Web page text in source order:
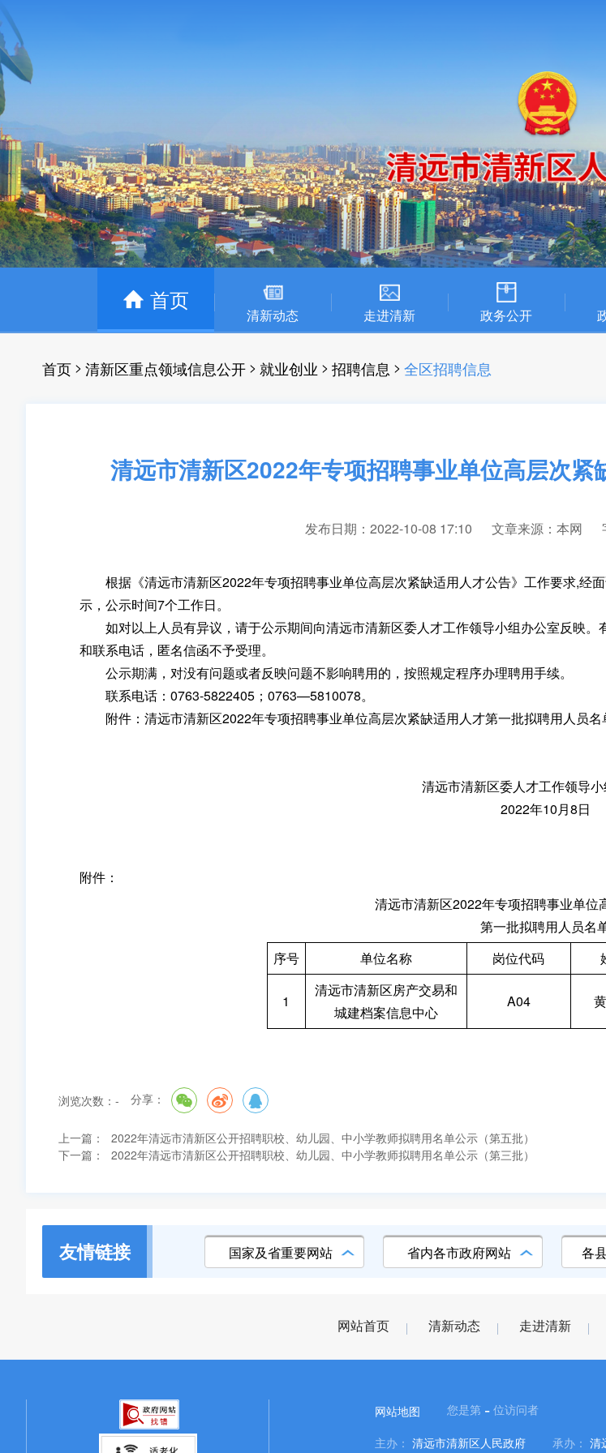
首页
清新动态 走进清新 政务公开
首页 > 清新区重点领域信息公开 > 就业创业 > 招聘信息 > 全区招聘信息
清远市清新区2022年专项招聘事业单位高层次
发布日期：2022-10-08 17:10 文章来源：本网
根据《清远市清新区2022年专项招聘事业单位高层次紧缺适用人才公告》工作要求,经
示，公示时间7个工作日。
如对以上人员有异议，请于公示期间向清远市清新区委人才工作领导小组办公室反映。
和联系电话，匿名信函不予受理。
公示期满，对没有问题或者反映问题不影响聘用的，按照规定程序办理聘用手续。
联系电话：0763-5822405；0763—5810078。
附件：清远市清新区2022年专项招聘事业单位高层次紧缺适用人才第一批拟聘用人员名
清远市清新区委人才工作领导
2022年10月8日
附件：
清远市清新区2022年专项招聘事业单位
第一批拟聘用人员名
序号
单位名称 岗位代码
1
清远市清新区房产交易和
城建档案信息中心
A04
浏览次数： - 分享：
上一篇：
2022年清远市清新区公开招聘职校、幼儿园、中小学教师拟聘用名单公示（第五批）
下一篇：
2022年清远市清新区公开招聘职校、幼儿园、中小学教师拟聘用名单公示（第三批）
友情链接 国家及省重要网站 省内各市政府网站 各
网站首页 清新动态 走进清新
网站地图 您是第 - 位访问者
主办： 清远市清新区人民政府 承办： 清